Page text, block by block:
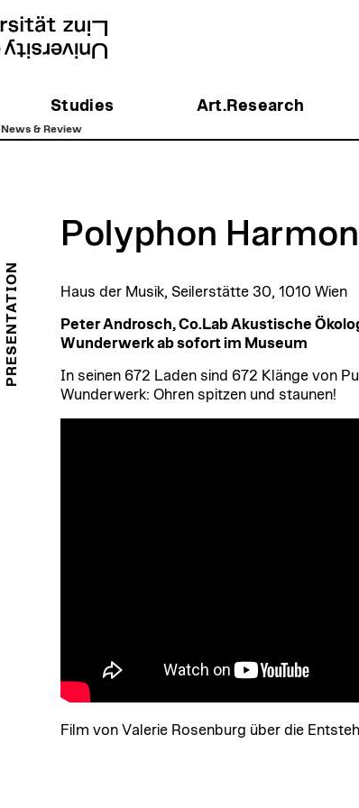
Studies Art.Research
News & Review
PRESENTATION
Polyphon
Haus der Musik, Seilerstätte 30, 1010 Wien
Peter Androsch, Co.Lab Akustische
Wunderwerk ab sofort im Museum
In seinen 672 Laden sind 672 Klänge von
Wunderwerk: Ohren spitzen und staunen!
Film von Valerie Rosenburg über die